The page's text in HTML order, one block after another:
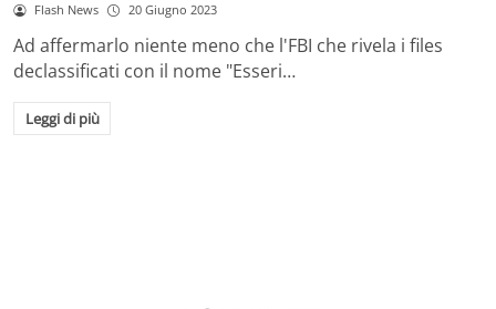
Flash News 20 Giugno 2023
Ad affermarlo niente meno che l'FBI che rivela i files
declassificati con il nome "Esseri…
Leggi di più